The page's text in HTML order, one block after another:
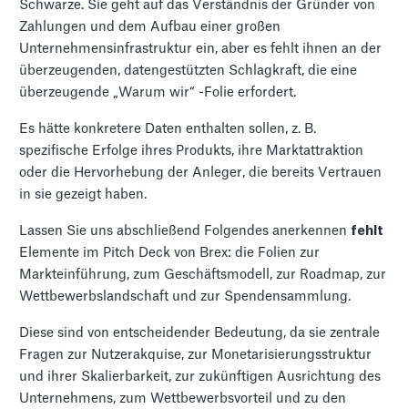
Schwarze. Sie geht auf das Verständnis der Gründer von
Zahlungen und dem Aufbau einer großen
Unternehmensinfrastruktur ein, aber es fehlt ihnen an der
überzeugenden, datengestützten Schlagkraft, die eine
überzeugende „Warum wir“ -Folie erfordert.
Es hätte konkretere Daten enthalten sollen, z. B.
spezifische Erfolge ihres Produkts, ihre Marktattraktion
oder die Hervorhebung der Anleger, die bereits Vertrauen
in sie gezeigt haben.
Lassen Sie uns abschließend Folgendes anerkennen fehlt
Elemente im Pitch Deck von Brex: die Folien zur
Markteinführung, zum Geschäftsmodell, zur Roadmap, zur
Wettbewerbslandschaft und zur Spendensammlung.
Diese sind von entscheidender Bedeutung, da sie zentrale
Fragen zur Nutzerakquise, zur Monetarisierungsstruktur
und ihrer Skalierbarkeit, zur zukünftigen Ausrichtung des
Unternehmens, zum Wettbewerbsvorteil und zu den